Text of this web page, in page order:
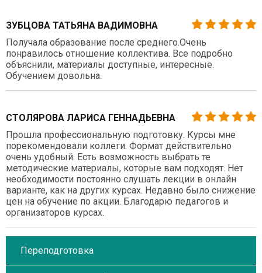
ЗУБЦОВА ТАТЬЯНА ВАДИМОВНА
Получала образование после среднего.Очень
понравилось отношение коллектива. Все подробно
объяснили, материалы доступные, интересные.
Обучением довольна.
СТОЛЯРОВА ЛАРИСА ГЕННАДЬЕВНА
Прошла профессиональную подготовку. Курсы мне
порекомендовали коллеги. Формат действительно
очень удобный. Есть возможность выбрать те
методические материалы, которые вам подходят. Нет
необходимости постоянно слушать лекции в онлайн
варианте, как на других курсах. Недавно было снижение
цен на обучение по акции. Благодарю педагогов и
организаторов курсах.
Переподготовка